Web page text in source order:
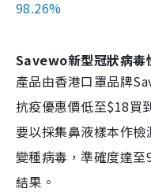
98.26%
Savewo新型冠狀病毒
產品由香港口罩品牌
抗疫優惠價低至$18買
要以採集鼻液樣本作
變種病毒，準確度達
結果。